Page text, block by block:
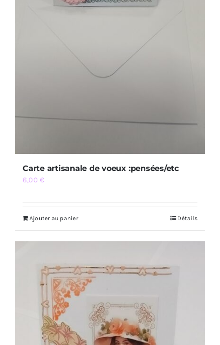
Carte artisanale de voeux :pensées/etc
6,00€
Ajouter au panier Détails